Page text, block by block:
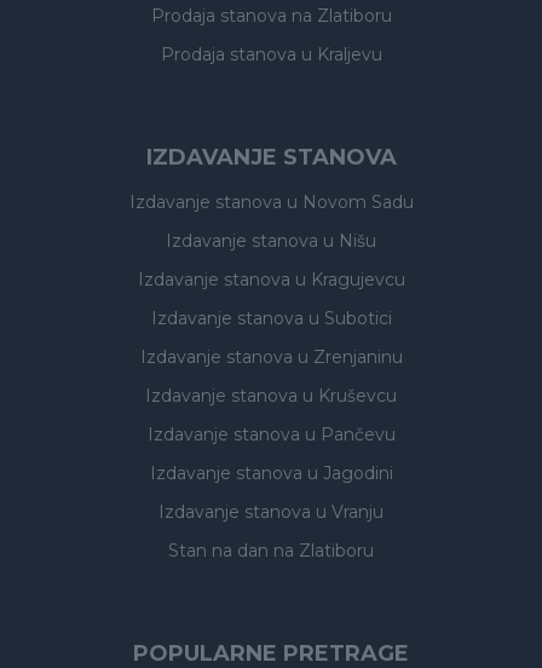
Prodaja stanova na Zlatiboru
Prodaja stanova u Kraljevu
IZDAVANJE STANOVA
Izdavanje stanova u Novom Sadu
Izdavanje stanova u Nišu
Izdavanje stanova u Kragujevcu
Izdavanje stanova u Subotici
Izdavanje stanova u Zrenjaninu
Izdavanje stanova u Kruševcu
Izdavanje stanova u Pančevu
Izdavanje stanova u Jagodini
Izdavanje stanova u Vranju
Stan na dan na Zlatiboru
POPULARNE PRETRAGE